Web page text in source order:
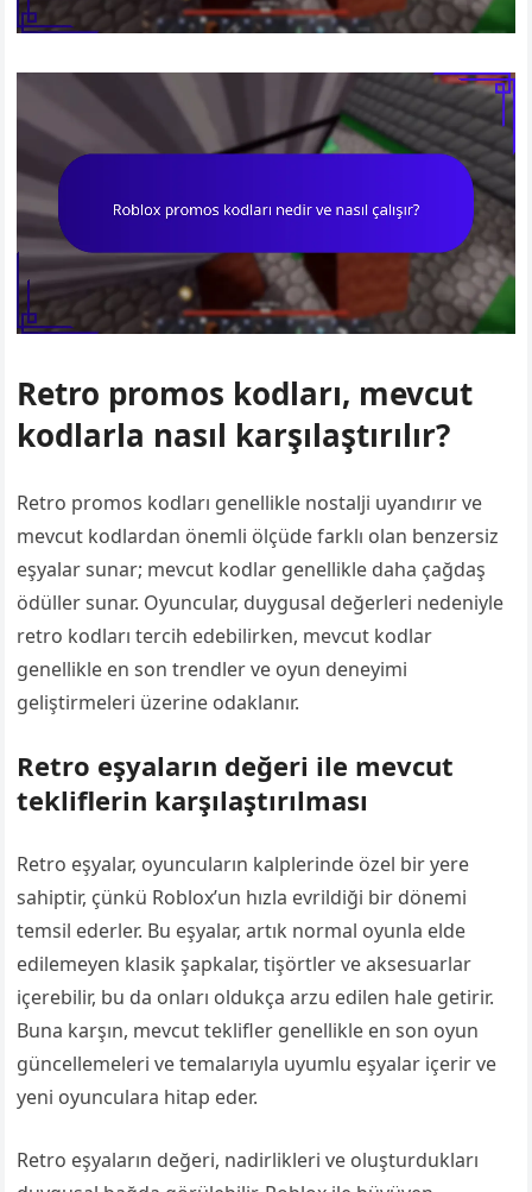
Retro promos kodları, mevcut
kodlarla nasıl karşılaştırılır?
Retro promos kodları genellikle nostalji uyandırır ve
mevcut kodlardan önemli ölçüde farklı olan benzersiz
eşyalar sunar; mevcut kodlar genellikle daha çağdaş
ödüller sunar. Oyuncular, duygusal değerleri nedeniyle
retro kodları tercih edebilirken, mevcut kodlar
genellikle en son trendler ve oyun deneyimi
geliştirmeleri üzerine odaklanır.
Retro eşyaların değeri ile mevcut
tekliflerin karşılaştırılması
Retro eşyalar, oyuncuların kalplerinde özel bir yere
sahiptir, çünkü Roblox’un hızla evrildiği bir dönemi
temsil ederler. Bu eşyalar, artık normal oyunla elde
edilemeyen klasik şapkalar, tişörtler ve aksesuarlar
içerebilir, bu da onları oldukça arzu edilen hale getirir.
Buna karşın, mevcut teklifler genellikle en son oyun
güncellemeleri ve temalarıyla uyumlu eşyalar içerir ve
yeni oyunculara hitap eder.
Retro eşyaların değeri, nadirlikleri ve oluşturdukları